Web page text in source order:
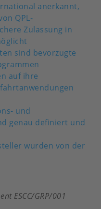
anerkannt,
QPL-
Zulassung in
sind bevorzugte
auf ihre
und
genau definiert und
wurden von der
ESCC/GRP/001